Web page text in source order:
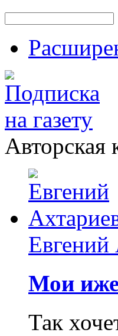
Авторская
Евгений
Мои
Так